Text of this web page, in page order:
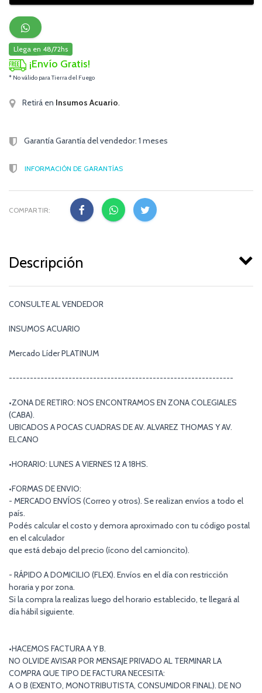
Llega en 48/72hs
¡Envío Gratis!
* No válido para Tierra del Fuego
Retirá en Insumos Acuario.
Garantía Garantía del vendedor: 1 meses
INFORMACIÓN DE GARANTÍAS
COMPARTIR:
Descripción
CONSULTE AL VENDEDOR
INSUMOS ACUARIO
Mercado Líder PLATINUM
----------------------------------------------------------------
•ZONA DE RETIRO: NOS ENCONTRAMOS EN ZONA COLEGIALES
(CABA).
UBICADOS A POCAS CUADRAS DE AV. ALVAREZ THOMAS Y AV.
ELCANO
•HORARIO: LUNES A VIERNES 12 A 18HS.
•FORMAS DE ENVIO:
- MERCADO ENVÍOS (Correo y otros). Se realizan envíos a todo el
país.
Podés calcular el costo y demora aproximado con tu código postal
en el calculador
que está debajo del precio (ícono del camioncito).
- RÁPIDO A DOMICILIO (FLEX). Envíos en el día con restricción
horaria y por zona.
Si la compra la realizas luego del horario establecido, te llegará al
día hábil siguiente.
•HACEMOS FACTURA A Y B.
NO OLVIDE AVISAR POR MENSAJE PRIVADO AL TERMINAR LA
COMPRA QUE TIPO DE FACTURA NECESITA:
A O B (EXENTO, MONOTRIBUTISTA, CONSUMIDOR FINAL). DE NO